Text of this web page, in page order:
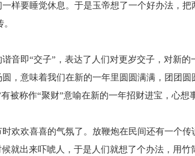
样要睡觉休息。于是玉帝想了一个好办法，把
即“交子”，表达了人们对更岁交子，对新的
，意味着我们在新的一年里圆圆满满，团团圆
被称作“聚财”意喻在新的一年招财进宝，心想
欢喜喜的气氛了。放鞭炮在民间还有一个传
就出来吓唬人，于是人们就想了个办法，用竹